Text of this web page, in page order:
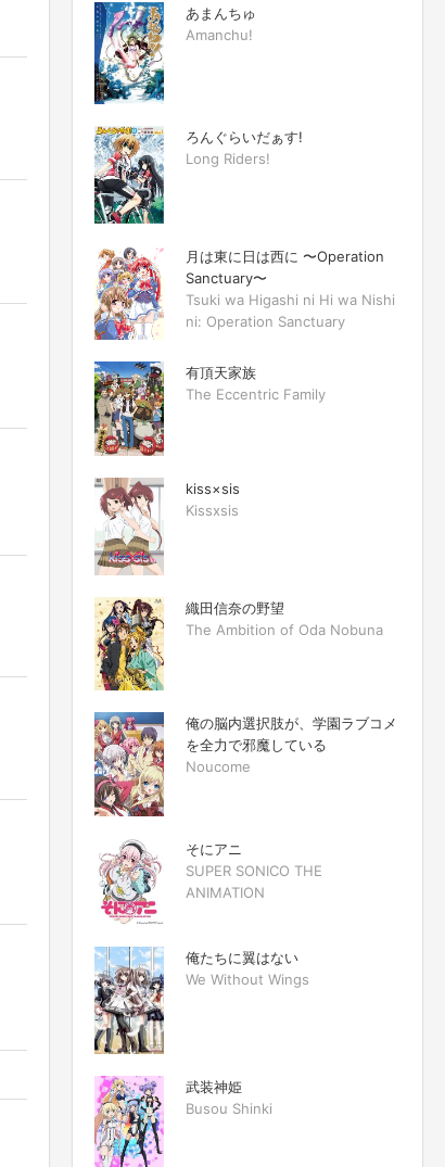
あまんちゅ
Amanchu!
ろんぐらいだぁす!
Long Riders!
月は東に日は西に 〜Operation
Sanctuary〜
Tsuki wa Higashi ni Hi wa Nishi
ni: Operation Sanctuary
有頂天家族
The Eccentric Family
kiss×sis
Kissxsis
織田信奈の野望
The Ambition of Oda Nobuna
俺の脳内選択肢が、学園ラブコメ
を全力で邪魔している
Noucome
そにアニ
SUPER SONICO THE
ANIMATION
俺たちに翼はない
We Without Wings
武装神姫
Busou Shinki